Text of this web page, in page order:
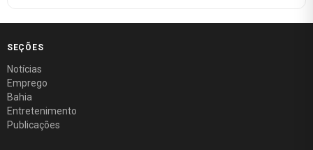
SEÇÕES
Notícias
Emprego
Bahia
Entretenimento
Publicações